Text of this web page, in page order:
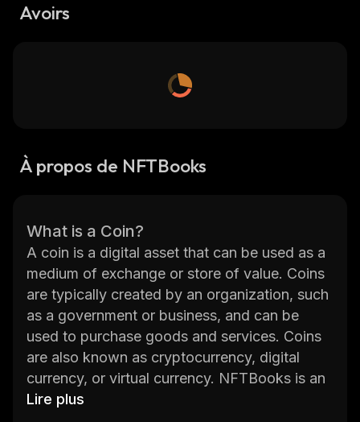
Avoirs
À propos de NFTBooks
What is a Coin?
A coin is a digital asset that can be used as a
medium of exchange or store of value. Coins
are typically created by an organization, such
as a government or business, and can be
used to purchase goods and services. Coins
are also known as cryptocurrency, digital
currency, or virtual currency. NFTBooks is an
innovative platform for creating and trading
Lire plus